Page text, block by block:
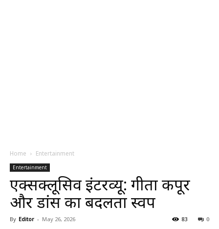
Home Entertainment
Entertainment
एक्सक्लूसिव इंटरव्यू: गीता कपूर
और डांस का बदलता स्वरूप
By Editor - May 26, 2026 0
83